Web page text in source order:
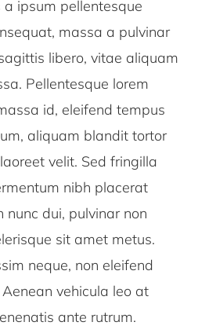
ipsum pellentesque
massa a pulvinar
libero, vitae aliquam
Pellentesque lorem
id, eleifend tempus
aliquam blandit tortor
velit. Sed fringilla
nibh placerat
nunc dui, pulvinar non
sit amet metus.
neque, non eleifend
vehicula leo at
ante rutrum.